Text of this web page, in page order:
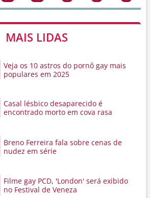
MAIS LIDAS
Veja os 10 astros do pornô gay mais
populares em 2025
Casal lésbico desaparecido é
encontrado morto em cova rasa
Breno Ferreira fala sobre cenas de
nudez em série
Filme gay PCD, 'London' será exibido
no Festival de Veneza